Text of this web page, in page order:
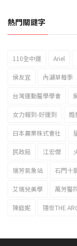
2023新北市北
熱門關鍵字
110全中運 Ariel
侯友宜 內湖草莓季
台灣運動醫學學會
女力報到-好運到 婚
日本農業株式會社
民政局 江宏傑
瑞芳氣象站 石門十
艾瑞兒美學 萬芳醫
陳庭妮 隱世THE